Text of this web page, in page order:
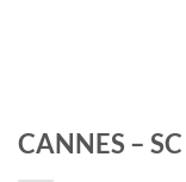
CANNES – SC